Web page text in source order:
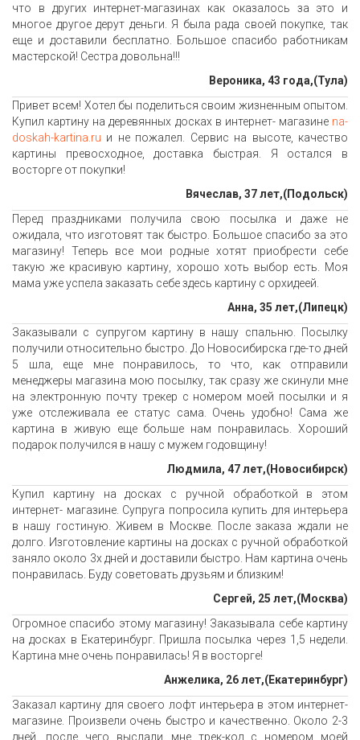
что в других интернет-магазинах как оказалось за это и
многое другое дерут деньги. Я была рада своей покупке, так
еще и доставили бесплатно. Большое спасибо работникам
мастерской! Сестра довольна!!!
Вероника, 43 года,(Тула)
Привет всем! Хотел бы поделиться своим жизненным опытом.
Купил картину на деревянных досках в интернет- магазине na-
doskah-kartina.ru и не пожалел. Сервис на высоте, качество
картины превосходное, доставка быстрая. Я остался в
восторге от покупки!
Вячеслав, 37 лет,(Подольск)
Перед праздниками получила свою посылка и даже не
ожидала, что изготовят так быстро. Большое спасибо за это
магазину! Теперь все мои родные хотят приобрести себе
такую же красивую картину, хорошо хоть выбор есть. Моя
мама уже успела заказать себе здесь картину с орхидеей.
Анна, 35 лет,(Липецк)
Заказывали с супругом картину в нашу спальню. Посылку
получили относительно быстро. До Новосибирска где-то дней
5 шла, еще мне понравилось, то что, как отправили
менеджеры магазина мою посылку, так сразу же скинули мне
на электронную почту трекер с номером моей посылки и я
уже отслеживала ее статус сама. Очень удобно! Сама же
картина в живую еще больше нам понравилась. Хороший
подарок получился в нашу с мужем годовщину!
Людмила, 47 лет,(Новосибирск)
Купил картину на досках с ручной обработкой в этом
интернет- магазине. Супруга попросила купить для интерьера
в нашу гостиную. Живем в Москве. После заказа ждали не
долго. Изготовление картины на досках с ручной обработкой
заняло около 3х дней и доставили быстро. Нам картина очень
понравилась. Буду советовать друзьям и близким!
Сергей, 25 лет,(Москва)
Огромное спасибо этому магазину! Заказывала себе картину
на досках в Екатеринбург. Пришла посылка через 1,5 недели.
Картина мне очень понравилась! Я в восторге!
Анжелика, 26 лет,(Екатеринбург)
Заказал картину для своего лофт интерьера в этом интернет-
магазине. Произвели очень быстро и качественно. Около 2-3
дней, после чего выслали мне трек-код с номером моей